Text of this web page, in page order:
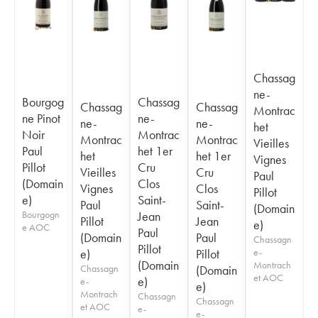
Bourgog
ne Pinot
Noir
Paul
Pillot
(Domain
e)
Bourgogn
e AOC
Chassag
ne-
Montrac
het
Vieilles
Vignes
Paul
Pillot
(Domain
e)
Chassagn
e-
Montrach
et AOC
Chassag
ne-
Montrac
het 1er
Cru
Clos
Saint-
Jean
Paul
Pillot
(Domain
e)
Chassagn
e-
Chassag
ne-
Montrac
het 1er
Cru
Clos
Saint-
Jean
Paul
Pillot
(Domain
e)
Chassagn
e-
Chassag
ne-
Montrac
het
Vieilles
Vignes
Paul
Pillot
(Domain
e)
Chassagn
e-
Montrach
et AOC